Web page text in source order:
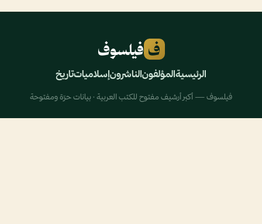
ف فيلسوف
الرئيسيةالمؤلفونالناشرونإسلامياتتاريخ
فيلسوف — أكبر أرشيف مفتوح للكتب العربية · بيانات حرّة ومفتوحة